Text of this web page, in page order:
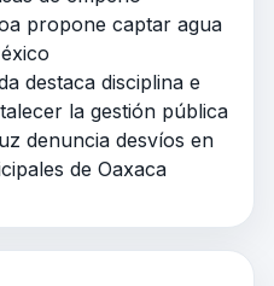
propone captar agua
destaca disciplina e
la gestión pública
denuncia desvíos en
de Oaxaca